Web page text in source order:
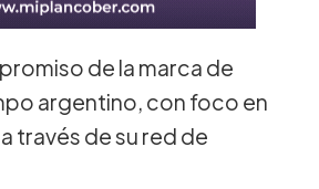
de la marca de
argentino, con foco en
través de su red de